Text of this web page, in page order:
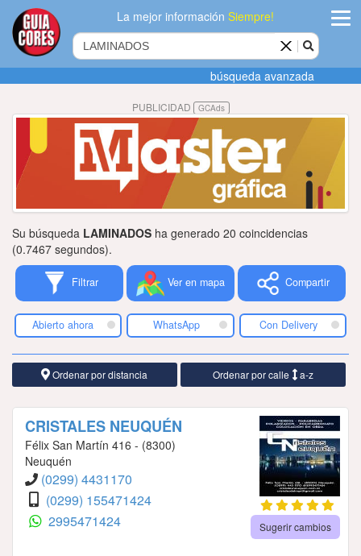
La mejor informaciónSiempre!
Agregar
empresa
Actualizar
datos
Publicidad
Tiendacores
Contactenos
búsqueda avanzada
PUBLICIDAD GCAds
Su búsqueda LAMINADOS ha generado 20 coincidencias
(0.7467 segundos).
Filtrar Ver en mapa Compartir
Abierto ahora WhatsApp Con Delivery
Ordenar por distancia Ordenar por calle a-z
CRISTALES NEUQUÉN
Félix San Martín 416 - (8300)
Neuquén
(0299) 4431170
(0299) 155471424
2995471424
Sugerir cambios